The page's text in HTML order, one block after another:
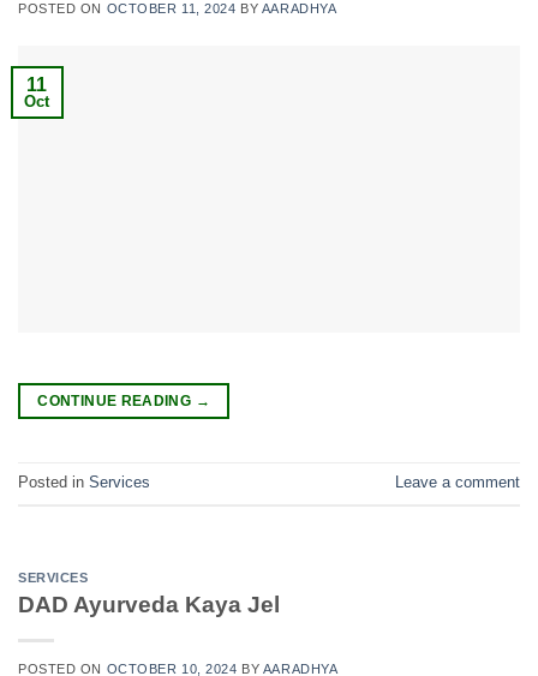
POSTED ON OCTOBER 11, 2024 BY AARADHYA
11
Oct
CONTINUE READING →
Posted in Services Leave a comment
SERVICES
DAD Ayurveda Kaya Jel
POSTED ON OCTOBER 10, 2024 BY AARADHYA